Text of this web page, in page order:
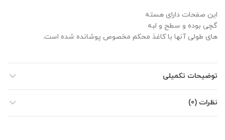
این صفحات دارای هسته
گچی بوده و سطح و لبه
های طولی آنها با کاغذ محکم مخصوص پوشانده شده است.
توضیحات تکمیلی
نظرات (0)